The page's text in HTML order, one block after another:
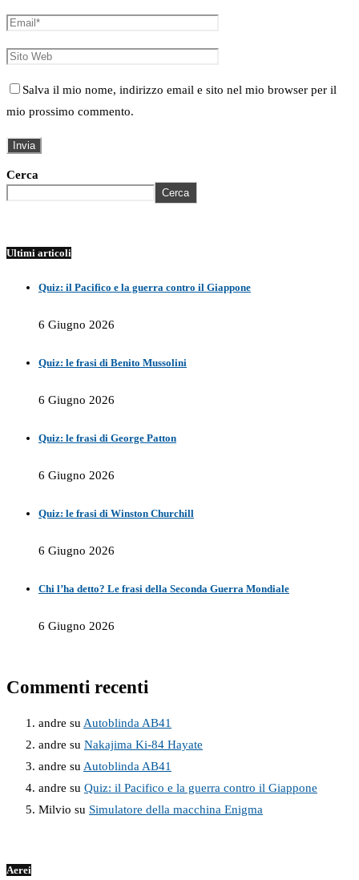
Salva il mio nome, indirizzo email e sito nel mio browser per il
mio prossimo commento.
Cerca
Cerca
Ultimi articoli
Quiz: il Pacifico e la guerra contro il Giappone
6 Giugno 2026
Quiz: le frasi di Benito Mussolini
6 Giugno 2026
Quiz: le frasi di George Patton
6 Giugno 2026
Quiz: le frasi di Winston Churchill
6 Giugno 2026
Chi l’ha detto? Le frasi della Seconda Guerra Mondiale
6 Giugno 2026
Commenti recenti
andre su Autoblinda AB41
andre su Nakajima Ki-84 Hayate
andre su Autoblinda AB41
andre su Quiz: il Pacifico e la guerra contro il Giappone
Milvio su Simulatore della macchina Enigma
Aerei